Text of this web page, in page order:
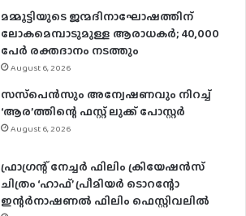
മമ്മൂട്ടിയുടെ ജന്മദിനാഘോഷത്തിന്
ലോകമെമ്പാടുമുള്ള ആരാധകര്‍; 40,000
പേര്‍ രക്തദാനം നടത്തും
August 6, 2026
സസ്‌പെന്‍സും അന്വേഷണവും നിറച്ച്
‘ആര’ത്തിന്റെ ഫസ്റ്റ് ലുക്ക് പോസ്റ്റര്‍
August 6, 2026
ഫ്രാഗ്രന്റ് നേച്ചര്‍ ഫിലിം ക്രിയേഷന്‍സ്
ചിത്രം ‘ഹാഫ്’ പ്രീമിയര്‍ ടൊറന്റോ
ഇന്റര്‍നാഷണല്‍ ഫിലിം ഫെസ്റ്റിവലില്‍